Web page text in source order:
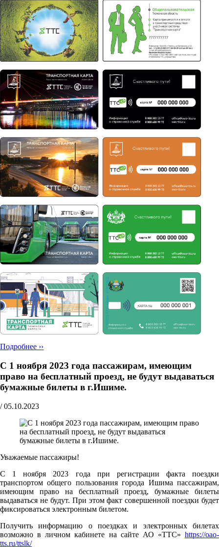
Подробнее ››
С 1 ноября 2023 года пассажирам, имеющим
право на бесплатный проезд, не будут выдаваться
бумажные билеты в г.Ишиме.
/ 05.10.2023
Уважаемые пассажиры!
С 1 ноября 2023 года при регистрации факта поездки
транспортом общего пользования города Ишима пассажирам,
имеющим право на бесплатный проезд, бумажные билеты
выдаваться не будут. При этом факт совершенной поездки будет
фиксироваться электронным билетом.
Получить информацию о поездках и электронных билетах
возможно в личном кабинете на сайте АО «ТТС» https://oao-
tts.ru/ttslk/